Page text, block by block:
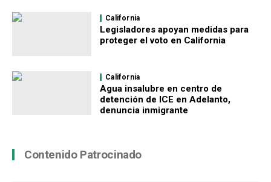
California
Legisladores apoyan medidas para
proteger el voto en California
California
Agua insalubre en centro de
detención de ICE en Adelanto,
denuncia inmigrante
Contenido Patrocinado